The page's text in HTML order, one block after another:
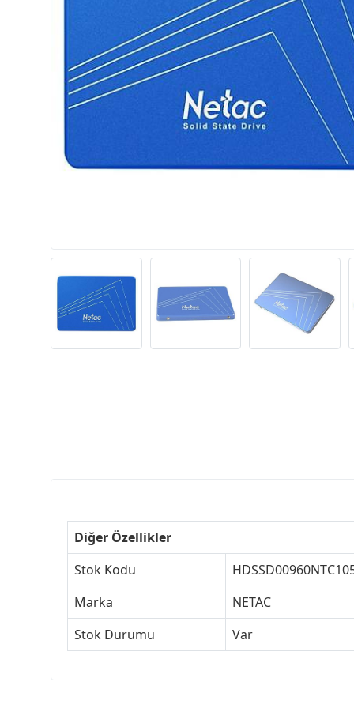
Diğer Özellikler
Stok Kodu
Marka
NETAC
Stok Durumu
Var